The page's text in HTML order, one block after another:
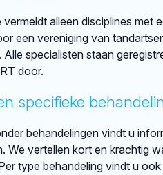
alleen disciplines met
een vereniging van
Alle specialisten staan
door.
specifieke
behandelingen vindt u
We vertellen kort en krachtig
type behandeling vindt u